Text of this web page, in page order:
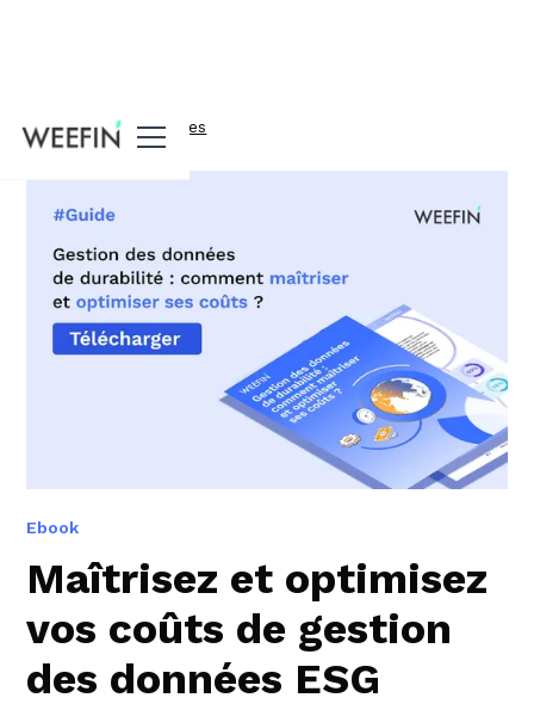
Toutes nos ressources
Ebook
Maîtrisez et optimisez
vos coûts de gestion
des données ESG